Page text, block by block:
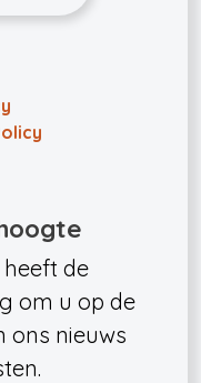
de
om u op de
ons nieuws